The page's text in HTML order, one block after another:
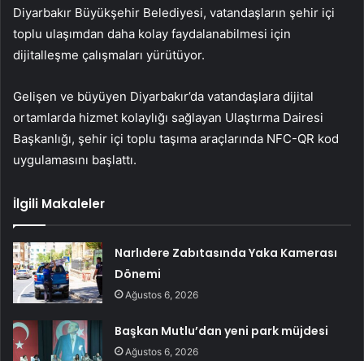
Diyarbakır Büyükşehir Belediyesi, vatandaşların şehir içi
toplu ulaşımdan daha kolay faydalanabilmesi için
dijitalleşme çalışmaları yürütüyor.
Gelişen ve büyüyen Diyarbakır’da vatandaşlara dijital
ortamlarda hizmet kolaylığı sağlayan Ulaştırma Dairesi
Başkanlığı, şehir içi toplu taşıma araçlarında NFC-QR kod
uygulamasını başlattı.
İlgili Makaleler
Narlıdere Zabıtasında Yaka Kamerası
Dönemi
Ağustos 6, 2026
Başkan Mutlu’dan yeni park müjdesi
Ağustos 6, 2026